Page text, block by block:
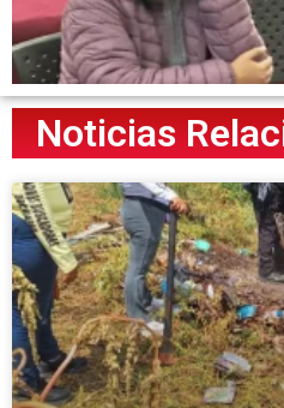
Noticias